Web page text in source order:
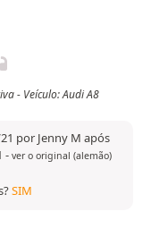
- Veículo: Audi A8
por Jenny M após
- ver o original (alemão)
SIM